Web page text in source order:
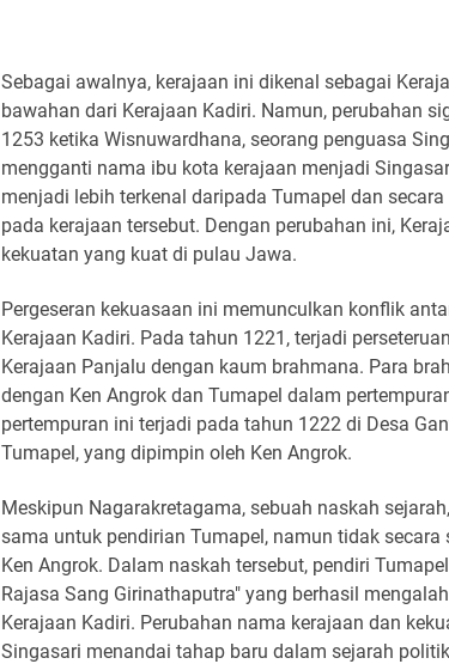
Sebagai awalnya, kerajaan ini dikenal sebagai
bawahan dari Kerajaan Kadiri. Namun, perubahan
1253 ketika Wisnuwardhana, seorang penguasa
mengganti nama ibu kota kerajaan menjadi
menjadi lebih terkenal daripada Tumapel dan
pada kerajaan tersebut. Dengan perubahan ini,
kekuatan yang kuat di pulau Jawa.
Pergeseran kekuasaan ini memunculkan konflik
Kerajaan Kadiri. Pada tahun 1221, terjadi
Kerajaan Panjalu dengan kaum brahmana. Para
dengan Ken Angrok dan Tumapel dalam
pertempuran ini terjadi pada tahun 1222 di Desa
Tumapel, yang dipimpin oleh Ken Angrok.
Meskipun Nagarakretagama, sebuah naskah
sama untuk pendirian Tumapel, namun tidak secara
Ken Angrok. Dalam naskah tersebut, pendiri
Rajasa Sang Girinathaputra" yang berhasil
Kerajaan Kadiri. Perubahan nama kerajaan dan
Singasari menandai tahap baru dalam sejarah